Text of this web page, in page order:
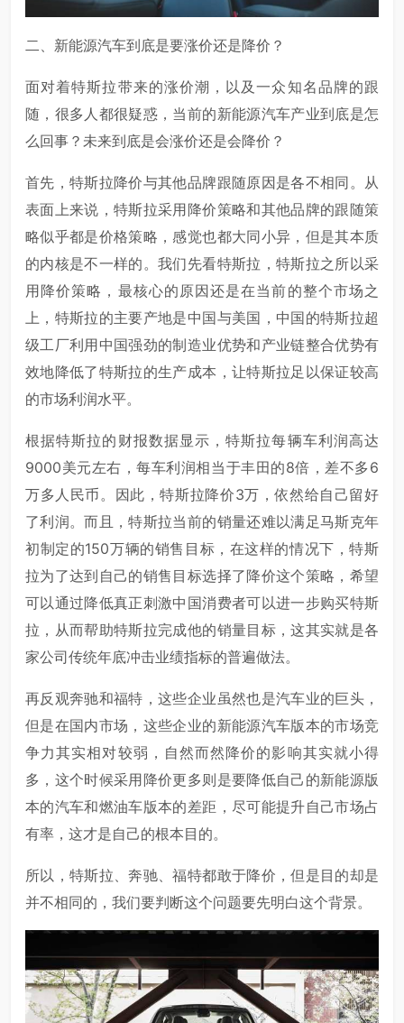
二、新能源汽车到底是要涨价还是降价？
面对着特斯拉带来的涨价潮，以及一众知名品牌的跟
随，很多人都很疑惑，当前的新能源汽车产业到底是怎
么回事？未来到底是会涨价还是会降价？
首先，特斯拉降价与其他品牌跟随原因是各不相同。从
表面上来说，特斯拉采用降价策略和其他品牌的跟随策
略似乎都是价格策略，感觉也都大同小异，但是其本质
的内核是不一样的。我们先看特斯拉，特斯拉之所以采
用降价策略，最核心的原因还是在当前的整个市场之
上，特斯拉的主要产地是中国与美国，中国的特斯拉超
级工厂利用中国强劲的制造业优势和产业链整合优势有
效地降低了特斯拉的生产成本，让特斯拉足以保证较高
的市场利润水平。
根据特斯拉的财报数据显示，特斯拉每辆车利润高达
9000美元左右，每车利润相当于丰田的8倍，差不多6
万多人民币。因此，特斯拉降价3万，依然给自己留好
了利润。而且，特斯拉当前的销量还难以满足马斯克年
初制定的150万辆的销售目标，在这样的情况下，特斯
拉为了达到自己的销售目标选择了降价这个策略，希望
可以通过降低真正刺激中国消费者可以进一步购买特斯
拉，从而帮助特斯拉完成他的销量目标，这其实就是各
家公司传统年底冲击业绩指标的普遍做法。
再反观奔驰和福特，这些企业虽然也是汽车业的巨头，
但是在国内市场，这些企业的新能源汽车版本的市场竞
争力其实相对较弱，自然而然降价的影响其实就小得
多，这个时候采用降价更多则是要降低自己的新能源版
本的汽车和燃油车版本的差距，尽可能提升自己市场占
有率，这才是自己的根本目的。
所以，特斯拉、奔驰、福特都敢于降价，但是目的却是
并不相同的，我们要判断这个问题要先明白这个背景。